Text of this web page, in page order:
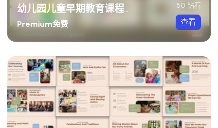
幼儿园儿童早期教育课程PPT模板
Premium免费
50 钻石
查看